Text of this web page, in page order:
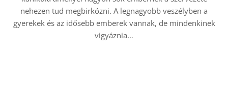
nehezen tud megbirkózni. A legnagyobb veszélyben a
gyerekek és az idősebb emberek vannak, de mindenkinek
vigyáznia…